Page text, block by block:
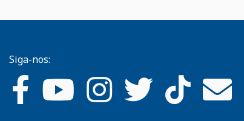
Siga-nos: